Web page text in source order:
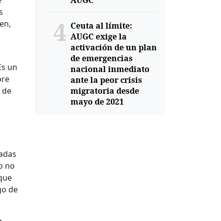
un
de
no
de
4 Ceuta al límite:
AUGC exige la
activación de un plan
de emergencias
nacional inmediato
ante la peor crisis
migratoria desde
mayo de 2021